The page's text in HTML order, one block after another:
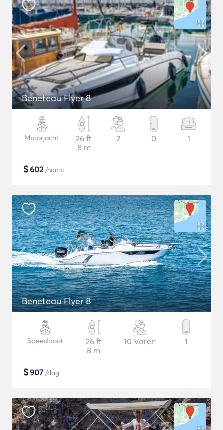
Beneteau Flyer 8
Motorjacht
26 ft
8 m
2 0 1
$602/nacht
Beneteau Flyer 8
Speedboot
26 ft
8 m
10 Varen 1
$907 /dag